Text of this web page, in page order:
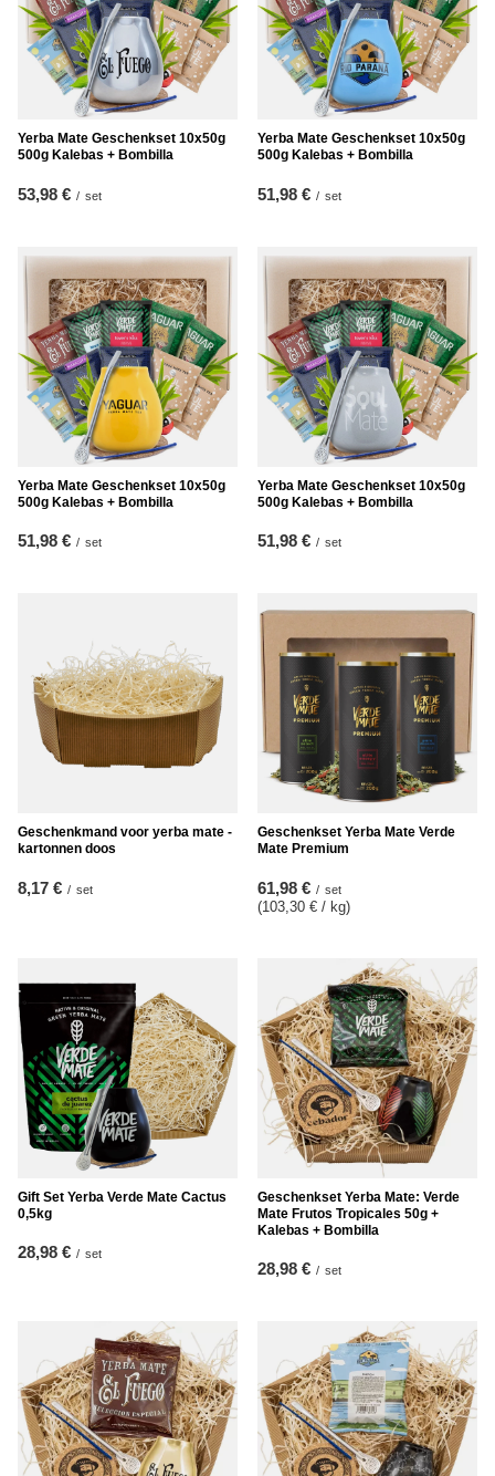
Yerba Mate Geschenkset 10x50g
500g Kalebas + Bombilla
53,98 € / set
Yerba Mate Geschenkset 10x50g
500g Kalebas + Bombilla
51,98 € / set
Yerba Mate Geschenkset 10x50g
500g Kalebas + Bombilla
51,98 € / set
Yerba Mate Geschenkset 10x50g
500g Kalebas + Bombilla
51,98 € / set
Geschenkmand voor yerba mate -
kartonnen doos
8,17 € / set
Geschenkset Yerba Mate Verde
Mate Premium
61,98 € / set
(103,30 € / kg)
Gift Set Yerba Verde Mate Cactus
0,5kg
28,98 € / set
Geschenkset Yerba Mate: Verde
Mate Frutos Tropicales 50g +
Kalebas + Bombilla
28,98 € / set